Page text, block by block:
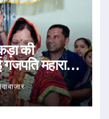
की
गजपति महाराजा
का रथ खींचकर
और खुशहाली की